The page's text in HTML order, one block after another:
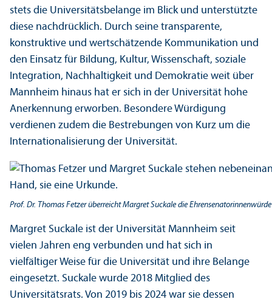
stets die Universitäts­belange im Blick und unter­stützte
diese nachdrücklich. Durch seine trans­parente,
konstruktive und wertschätzende Kommunikation und
den Einsatz für Bildung, Kultur, Wissenschaft, soziale
Integration, Nachhaltigkeit und Demokratie weit über
Mannheim hinaus hat er sich in der Universität hohe
Anerkennung erworben. Besondere Würdigung
verdienen zudem die Bestrebungen von Kurz um die
Internationalisierung der Universität.
Prof. Dr. Thomas Fetzer überreicht Margret Suckale die Ehrensenatorinnenwürde
Margret Suckale ist der Universität Mannheim seit
vielen Jahren eng verbunden und hat sich in
vielfältiger Weise für die Universität und ihre Belange
eingesetzt. Suckale wurde 2018 Mitglied des
Universitäts­rats. Von 2019 bis 2024 war sie dessen